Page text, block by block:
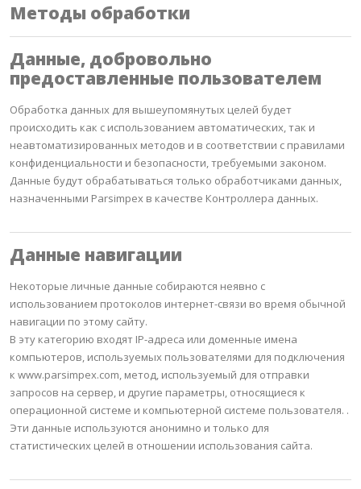
Методы обработки
Данные, добровольно
предоставленные пользователем
Обработка данных для вышеупомянутых целей будет
происходить как с использованием автоматических, так и
неавтоматизированных методов и в соответствии с правилами
конфиденциальности и безопасности, требуемыми законом.
Данные будут обрабатываться только обработчиками данных,
назначенными Parsimpex в качестве Контроллера данных.
Данные навигации
Некоторые личные данные собираются неявно с
использованием протоколов интернет-связи во время обычной
навигации по этому сайту.
В эту категорию входят IP-адреса или доменные имена
компьютеров, используемых пользователями для подключения
к www.parsimpex.com, метод, используемый для отправки
запросов на сервер, и другие параметры, относящиеся к
операционной системе и компьютерной системе пользователя. .
Эти данные используются анонимно и только для
статистических целей в отношении использования сайта.